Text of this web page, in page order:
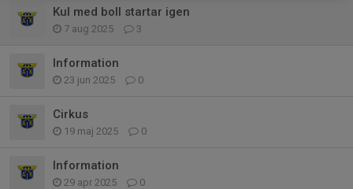
Kul med boll startar igen
7 aug 2025 3
Information
23 jun 2025 0
Cirkus
19 maj 2025 0
Information
29 apr 2025 0